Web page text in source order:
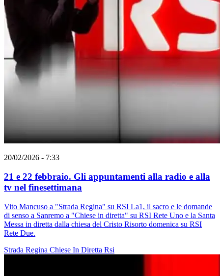
20/02/2026 - 7:33
21 e 22 febbraio. Gli appuntamenti alla radio e alla
tv nel finesettimana
Vito Mancuso a "Strada Regina" su RSI La1, il sacro e le domande
di senso a Sanremo a "Chiese in diretta" su RSI Rete Uno e la Santa
Messa in diretta dalla chiesa del Cristo Risorto domenica su RSI
Rete Due.
Strada Regina Chiese In Diretta Rsi